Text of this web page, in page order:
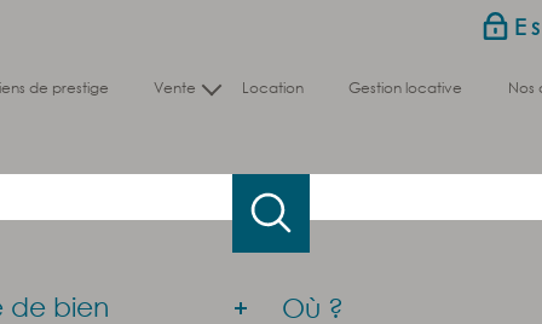
de prestige vente
Nos biens vendus
location gestion locative
de bien